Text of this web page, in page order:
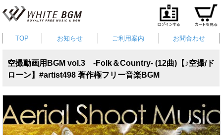
TOP お知らせ ご利用案内 お問合わせ
空撮動画用BGM vol.3 -Folk＆Country- (12曲)【♪空撮/ド
ローン】#artist498 著作権フリー音楽BGM